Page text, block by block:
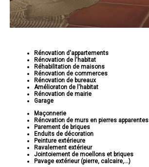
Rénovation d'appartements
Rénovation de l'habitat
Réhabilitation de maisons
Rénovation de commerces
Rénovation de bureaux
Amélioraton de l'habitat
Rénovation de mairie
Garage
Maçonnerie
Rénovation de murs en pierres apparentes
Parement de briques
Enduits de décoration
Peinture extérieure
Ravalement extérieur
Jointoiement de moellons et briques
Pavage extérieur (pierre, calcaire,...)